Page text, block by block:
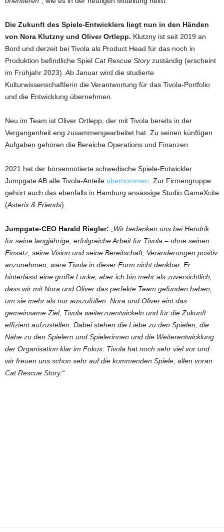
Die Zukunft des Spiele-Entwicklers liegt nun in den Händen
von Nora Klutzny und Oliver Ortlepp. Klutzny ist seit 2019 an
Bord und derzeit bei Tivola als Product Head für das noch in
Produktion befindliche Spiel Cat Rescue Storyzuständig (erscheint
im Frühjahr 2023). Ab Januar wird die studierte
Kulturwissenschaftlerin die Verantwortung für das Tivola-Portfolio
und die Entwicklung übernehmen.
Neu im Team ist Oliver Ortlepp, der mit Tivola bereits in der
Vergangenheit eng zusammengearbeitet hat. Zu seinen künftigen
Aufgaben gehören die Bereiche Operations und Finanzen.
2021 hat der börsennotierte schwedische Spiele-Entwickler
Jumpgate AB alle Tivola-Anteile übernommen . Zur Firmengruppe
gehört auch das ebenfalls in Hamburg ansässige Studio GameXcite
(Asterix & Friends).
Jumpgate-CEO Harald Riegler:
„Wir bedanken uns bei Hendrik
für seine langjährige, erfolgreiche Arbeit für Tivola – ohne seinen
Einsatz, seine Vision und seine Bereitschaft, Veränderungen positiv
anzunehmen, wäre Tivola in dieser Form nicht denkbar. Er
hinterlässt eine große Lücke, aber ich bin mehr als zuversichtlich,
dass wir mit Nora und Oliver das perfekte Team gefunden haben,
um sie mehr als nur auszufüllen. Nora und Oliver eint das
gemeinsame Ziel, Tivola weiterzuentwickeln und für die Zukunft
effizient aufzustellen. Dabei stehen die Liebe zu den Spielen, die
Nähe zu den Spielern und Spielerinnen und die Weiterentwicklung
der Organisation klar im Fokus. Tivola hat noch sehr viel vor und
wir freuen uns schon sehr auf die kommenden Spiele, allen voran
Cat Rescue Story.“